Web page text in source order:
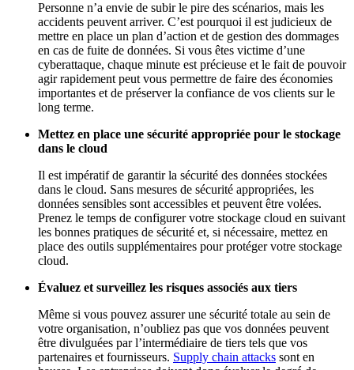
Personne n’a envie de subir le pire des scénarios, mais les
accidents peuvent arriver. C’est pourquoi il est judicieux de
mettre en place un plan d’action et de gestion des dommages
en cas de fuite de données. Si vous êtes victime d’une
cyberattaque, chaque minute est précieuse et le fait de pouvoir
agir rapidement peut vous permettre de faire des économies
importantes et de préserver la confiance de vos clients sur le
long terme.
Mettez en place une sécurité appropriée pour le stockage
dans le cloud
Il est impératif de garantir la sécurité des données stockées
dans le cloud. Sans mesures de sécurité appropriées, les
données sensibles sont accessibles et peuvent être volées.
Prenez le temps de configurer votre stockage cloud en suivant
les bonnes pratiques de sécurité et, si nécessaire, mettez en
place des outils supplémentaires pour protéger votre stockage
cloud.
Évaluez et surveillez les risques associés aux tiers
Même si vous pouvez assurer une sécurité totale au sein de
votre organisation, n’oubliez pas que vos données peuvent
être divulguées par l’intermédiaire de tiers tels que vos
partenaires et fournisseurs. Supply chain attacks sont en